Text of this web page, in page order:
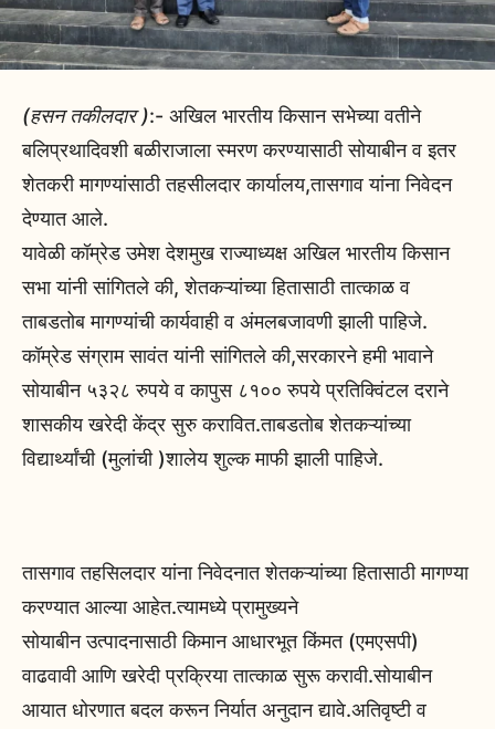
(हसन तकीलदार ):- अखिल भारतीय किसान सभेच्या वतीने
बलिप्रथादिवशी बळीराजाला स्मरण करण्यासाठी सोयाबीन व इतर
शेतकरी मागण्यांसाठी तहसीलदार कार्यालय,तासगाव यांना निवेदन
देण्यात आले.
यावेळी कॉम्रेड उमेश देशमुख राज्याध्यक्ष अखिल भारतीय किसान
सभा यांनी सांगितले की, शेतकऱ्यांच्या हितासाठी तात्काळ व
ताबडतोब मागण्यांची कार्यवाही व अंमलबजावणी झाली पाहिजे.
कॉम्रेड संग्राम सावंत यांनी सांगितले की,सरकारने हमी भावाने
सोयाबीन ५३२८ रुपये व कापुस ८१०० रुपये प्रतिक्विंटल दराने
शासकीय खरेदी केंद्र सुरु करावित.ताबडतोब शेतकऱ्यांच्या
विद्यार्थ्यांची (मुलांची )शालेय शुल्क माफी झाली पाहिजे.
तासगाव तहसिलदार यांना निवेदनात शेतकऱ्यांच्या हितासाठी मागण्या
करण्यात आल्या आहेत.त्यामध्ये प्रामुख्यने
सोयाबीन उत्पादनासाठी किमान आधारभूत किंमत (एमएसपी)
वाढवावी आणि खरेदी प्रक्रिया तात्काळ सुरू करावी.सोयाबीन
आयात धोरणात बदल करून निर्यात अनुदान द्यावे.अतिवृष्टी व